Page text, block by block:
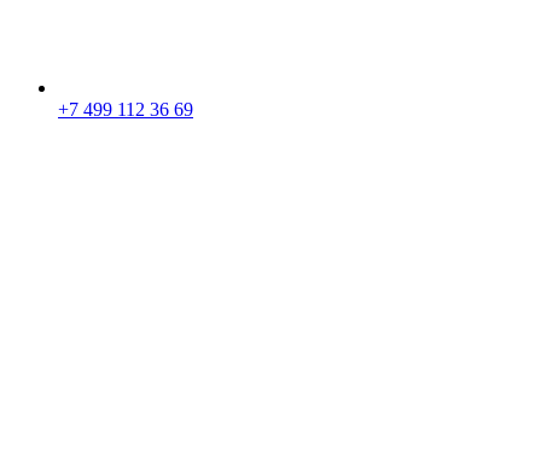
+7 499 112 36 69